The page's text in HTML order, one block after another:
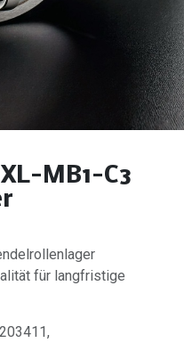
MB1-C3
für langfristige